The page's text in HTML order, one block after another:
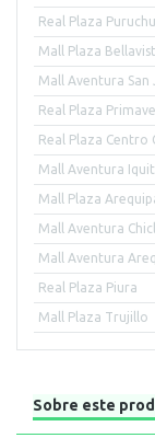
Real Plaza
Mall Plaza
Mall Aventura San
Real Plaza
Real Plaza Centro
Mall Aventura
Mall Plaza
Mall Aventura
Mall Aventura
Real Plaza Piura
Mall Plaza Trujillo
Sobre este